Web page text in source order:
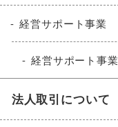
経営サポート事業
経営サポート事業
法人取引について